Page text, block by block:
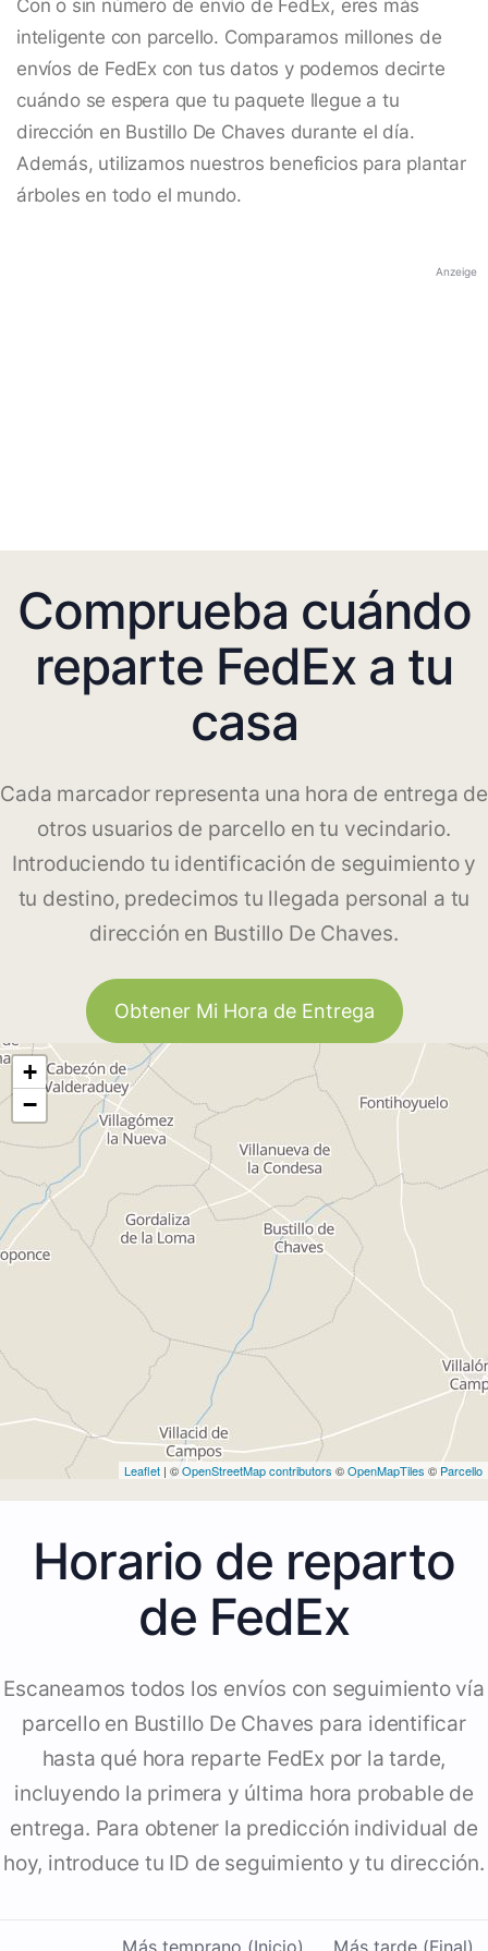
Con o sin número de envío de FedEx, eres más
inteligente con parcello. Comparamos millones de
envíos de FedEx con tus datos y podemos decirte
cuándo se espera que tu paquete llegue a tu
dirección en Bustillo De Chaves durante el día.
Además, utilizamos nuestros beneficios para plantar
árboles en todo el mundo.
Anzeige
Comprueba cuándo
reparte FedEx a tu
casa
Cada marcador representa una hora de entrega de
otros usuarios de parcello en tu vecindario.
Introduciendo tu identificación de seguimiento y
tu destino, predecimos tu llegada personal a tu
dirección en Bustillo De Chaves.
Obtener Mi Hora de Entrega
+
−
Leaflet | ©OpenStreetMap contributors ©OpenMapTiles © Parcello
Horario de reparto
de FedEx
Escaneamos todos los envíos con seguimiento vía
parcello en Bustillo De Chaves para identificar
hasta qué hora reparte FedEx por la tarde,
incluyendo la primera y última hora probable de
entrega. Para obtener la predicción individual de
hoy, introduce tu ID de seguimiento y tu dirección.